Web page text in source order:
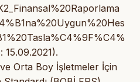
15.09.2021).
Orta Boy İşletmeler İçin